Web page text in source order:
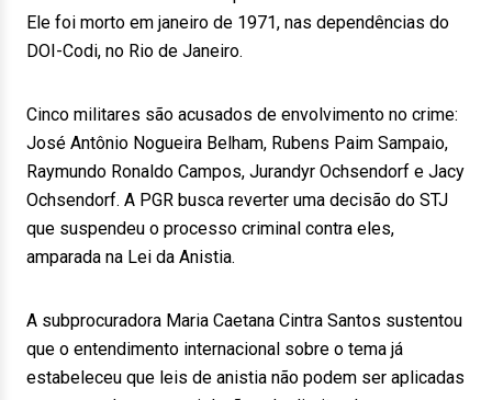
Ele foi morto em janeiro de 1971, nas dependências do
DOI-Codi, no Rio de Janeiro.
Cinco militares são acusados de envolvimento no crime:
José Antônio Nogueira Belham, Rubens Paim Sampaio,
Raymundo Ronaldo Campos, Jurandyr Ochsendorf e Jacy
Ochsendorf. A PGR busca reverter uma decisão do STJ
que suspendeu o processo criminal contra eles,
amparada na Lei da Anistia.
A subprocuradora Maria Caetana Cintra Santos sustentou
que o entendimento internacional sobre o tema já
estabeleceu que leis de anistia não podem ser aplicadas